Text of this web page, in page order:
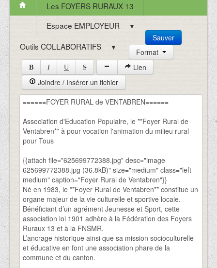
Les FOYERS RURAUX 13
Espace EMPLOYEUR
▼
Outils COLLABORATIFS ▼
Sauver
Format
B I U S
Lien
Joindre / Insérer un fichier